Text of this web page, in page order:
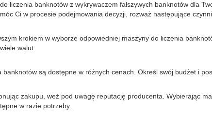
liczenia banknotów z wykrywaczem fałszywych banknotów dla
Ci w procesie podejmowania decyzji, rozważ następujące
krokiem w wyborze odpowiedniej maszyny do liczenia
walut.
są dostępne w różnych cenach. Określ swój budżet i
zakupu, weź pod uwagę reputację producenta. Wybierając
w razie potrzeby.